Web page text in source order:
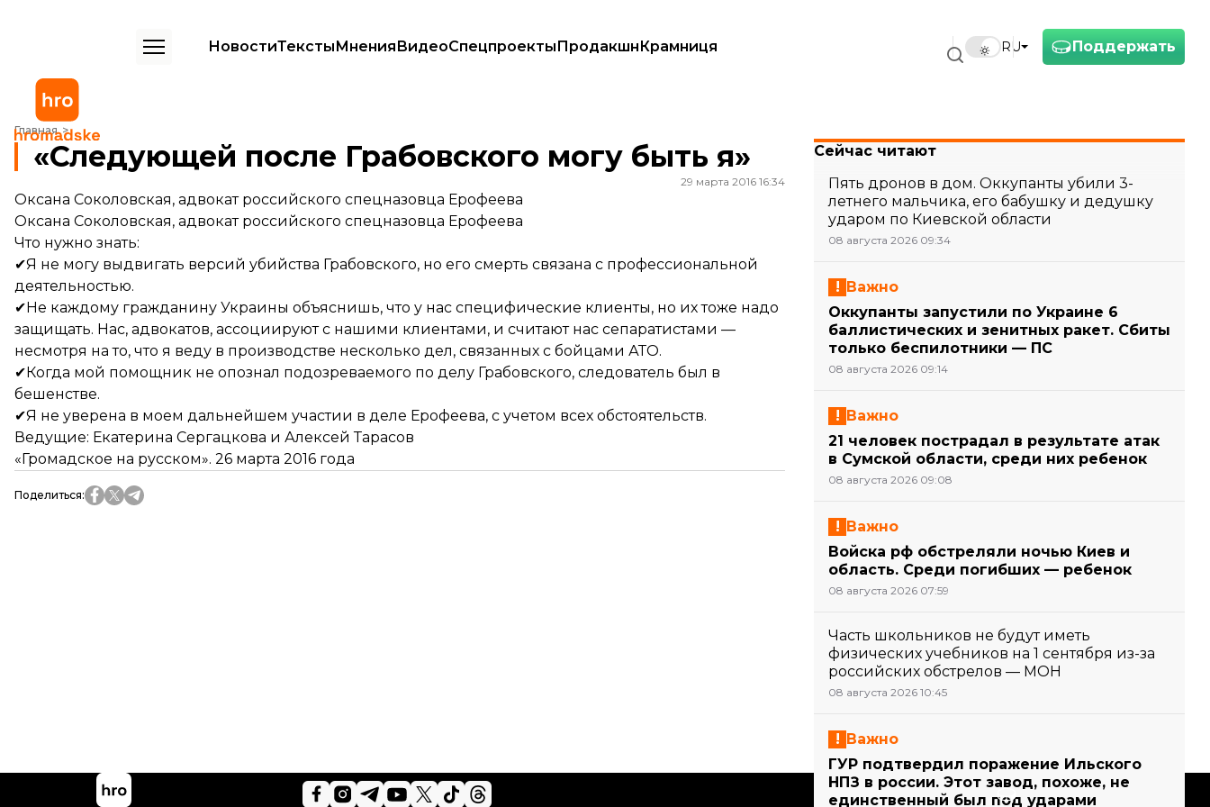
Поддержать
RU
НовостиТекстыМненияВидеоСпецпроектыПродакшнКрамниця
Главная
«Следующей после Грабовского могу быть я»
«Следующей после Грабовского могу быть я»
29 марта 2016 16:34
Оксана Соколовская, адвокат российского спецназовца Ерофеева
Оксана Соколовская, адвокат российского спецназовца Ерофеева
Что нужно знать:
✔Я не могу выдвигать версий убийства Грабовского, но его смерть связана с профессиональной
деятельностью.
✔Не каждому гражданину Украины объяснишь, что у нас специфические клиенты, но их тоже надо
защищать. Нас, адвокатов, ассоциируют с нашими клиентами, и считают нас сепаратистами —
несмотря на то, что я веду в производстве несколько дел, связанных с бойцами АТО.
✔Когда мой помощник не опознал подозреваемого по делу Грабовского, следователь был в
бешенстве.
✔Я не уверена в моем дальнейшем участии в деле Ерофеева, с учетом всех обстоятельств.
Ведущие: Екатерина Сергацкова и Алексей Тарасов
«Громадское на русском». 26 марта 2016 года
Поделиться:
Сейчас читают
Пять дронов в дом. Оккупанты убили 3-
летнего мальчика, его бабушку и дедушку
ударом по Киевской области
08 августа 2026 09:34
Важно
Оккупанты запустили по Украине 6
баллистических и зенитных ракет. Сбиты
только беспилотники — ПС
08 августа 2026 09:14
Важно
21 человек пострадал в результате атак
в Сумской области, среди них ребенок
08 августа 2026 09:08
Важно
Войска рф обстреляли ночью Киев и
область. Среди погибших — ребенок
08 августа 2026 07:59
Часть школьников не будут иметь
физических учебников на 1 сентября из-за
российских обстрелов — МОН
08 августа 2026 10:45
Важно
ГУР подтвердил поражение Ильского
НПЗ в россии. Этот завод, похоже, не
единственный был под ударами
Поддержать